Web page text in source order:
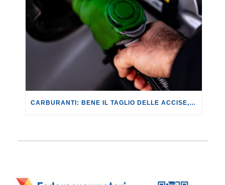
CARBURANTI: BENE IL TAGLIO DELLE ACCISE, CON UN RISPARMIO DI 14,60 EURO AD AUTOMOBILISTA IN 20 GIORNI. MA NON BASTA!